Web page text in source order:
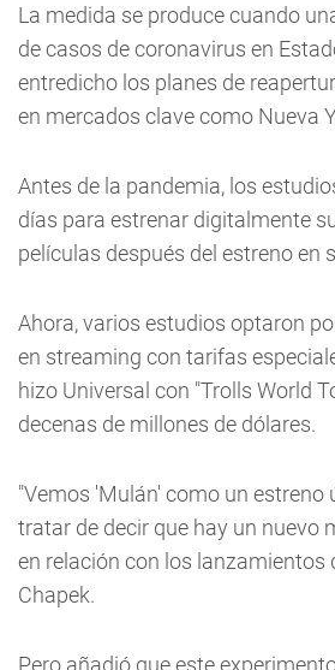
La medida se produce cuando
de casos de coronavirus en
entredicho los planes de
en mercados clave como Nueva
Antes de la pandemia, los
días para estrenar digitalmente
películas después del estreno en
Ahora, varios estudios optaron
en streaming con tarifas
hizo Universal con "Trolls World
decenas de millones de dólares.
"Vemos 'Mulán' como un estreno
tratar de decir que hay un nuevo
en relación con los lanzamientos
Chapek.
Pero añadió que este